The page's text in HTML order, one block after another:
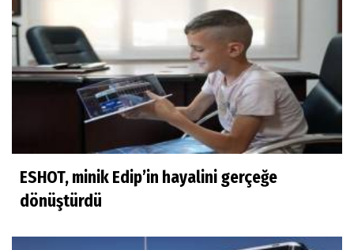
ESHOT, minik Edip’in hayalini gerçeğe
dönüştürdü